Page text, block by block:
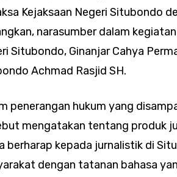
Kejaksaan Negeri Situbondo
narasumber dalam
Situbondo, Ginanjar Cahya
Achmad Rasjid SH.
penerangan hukum yang
mengatakan tentang produk
berharap kepada jurnalistik di
dengan tatanan bahasa